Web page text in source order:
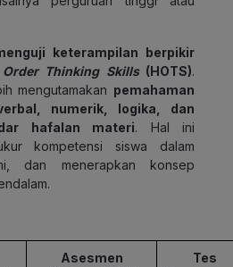
keterampilan berpikir
Thinking Skills(HOTS).
mengutamakan pemahaman
numerik, logika, dan
hafalan materi. Hal ini
kompetensi siswa dalam
dan menerapkan konsep
Asesmen
Tes